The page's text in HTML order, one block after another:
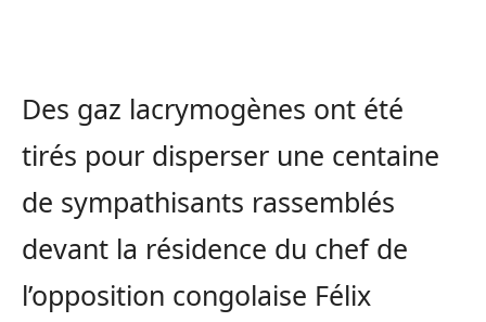
Des gaz lacrymogènes ont été
tirés pour disperser une centaine
de sympathisants rassemblés
devant la résidence du chef de
l’opposition congolaise Félix